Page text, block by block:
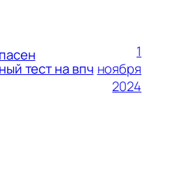
тест на впч
1
ноября
2024